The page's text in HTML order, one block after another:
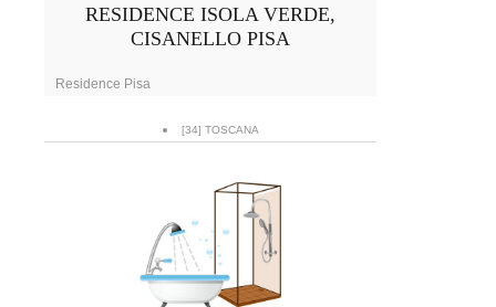
RESIDENCE ISOLA VERDE,
CISANELLO PISA
Residence Pisa
[34] TOSCANA